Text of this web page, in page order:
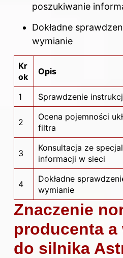
poszukiwanie
Dokładne
wymianie
Kr
ok
Opis
1 Sprawdzenie
2
Ocena pojemności
filtra
3
Konsultacja ze
informacji w sieci
4
Dokładne
wymianie
Znaczenie
producenta
do silnika